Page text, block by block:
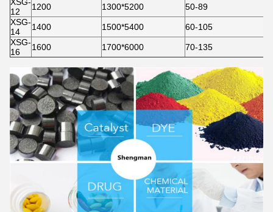
12
1200 1300*5200
50-89
XSG-
14
1400 1500*5400
60-105
XSG-
16
1600 1700*6000 70-135